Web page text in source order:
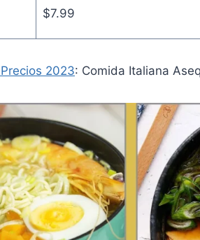
$7.99
2023: Comida Italiana